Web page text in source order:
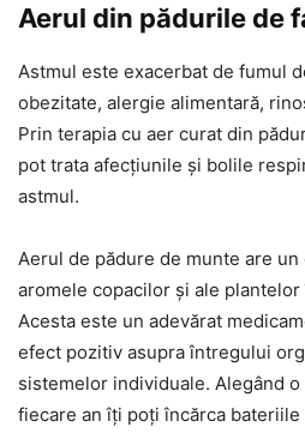
Aerul din pădurile de
Astmul este exacerbat de fumul
obezitate, alergie alimentară,
Prin terapia cu aer curat din
pot trata afecțiunile și bolile
astmul.
Aerul de pădure de munte are
aromele copacilor și ale
Acesta este un adevărat
efect pozitiv asupra întregului
sistemelor individuale. Alegând o
fiecare an îți poți încărca